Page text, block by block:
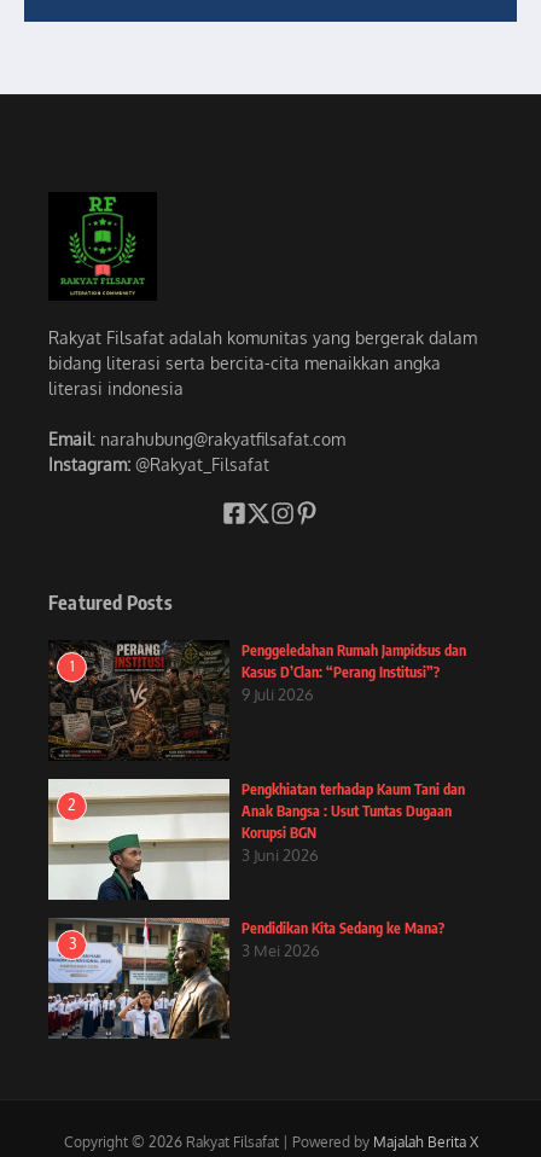
Rakyat Filsafat adalah komunitas yang bergerak dalam
bidang literasi serta bercita-cita menaikkan angka
literasi indonesia
Email: narahubung@rakyatfilsafat.com
Instagram: @Rakyat_Filsafat
Featured Posts
1
Penggeledahan Rumah Jampidsus dan
Kasus D’Clan: “Perang Institusi”?
9 Juli 2026
2
Pengkhiatan terhadap Kaum Tani dan
Anak Bangsa : Usut Tuntas Dugaan
Korupsi BGN
3 Juni 2026
3
Pendidikan Kita Sedang ke Mana?
3 Mei 2026
Copyright © 2026 Rakyat Filsafat | Powered by Majalah Berita X